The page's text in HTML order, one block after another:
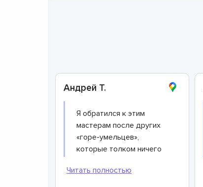
Андрей Т.
Я обратился к этим
мастерам после других
«горе-умельцев»,
которые толком ничего
меня кругленькую